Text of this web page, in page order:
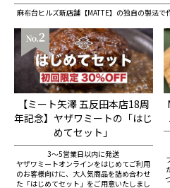
麻布台ヒルズ新店舗【MATTE】の独自の製法で
【ミート矢澤 五反田本店18周
年記念】ヤザワミートの「はじ
めてセット」
3～5営業日以内に発送
ヤザワミートオンラインをはじめてご利用
のお客様向けに、大人気商品を詰め合わせ
た「はじめてセット」をご用意いたしまし